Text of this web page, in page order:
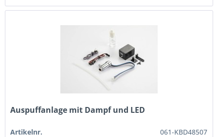
Auspuffanlage mit Dampf und LED
Artikelnr. 061-KBD48507